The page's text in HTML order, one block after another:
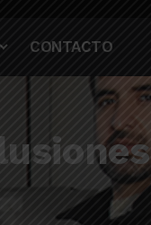
CONTACTO